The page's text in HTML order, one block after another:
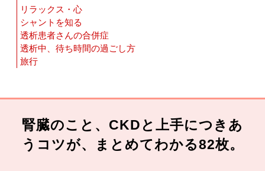
リラックス・心
シャントを知る
透析患者さんの合併症
透析中、待ち時間の過ごし方
旅行
腎臓のこと、CKDと上手につきあ
うコツが、まとめてわかる82枚。